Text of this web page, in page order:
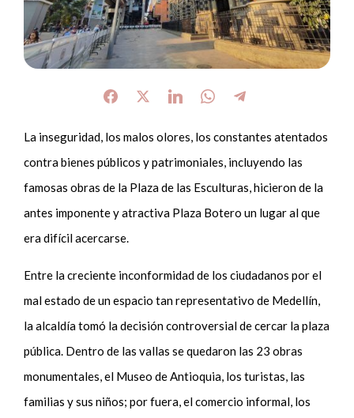
La inseguridad, los malos olores, los constantes atentados
contra bienes públicos y patrimoniales, incluyendo las
famosas obras de la Plaza de las Esculturas, hicieron de la
antes imponente y atractiva Plaza Botero un lugar al que
era difícil acercarse.
Entre la creciente inconformidad de los ciudadanos por el
mal estado de un espacio tan representativo de Medellín,
la alcaldía tomó la decisión controversial de cercar la plaza
pública. Dentro de las vallas se quedaron las 23 obras
monumentales, el Museo de Antioquia, los turistas, las
familias y sus niños; por fuera, el comercio informal, los